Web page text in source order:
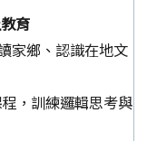
育
家鄉、認識在地文
，訓練邏輯思考與